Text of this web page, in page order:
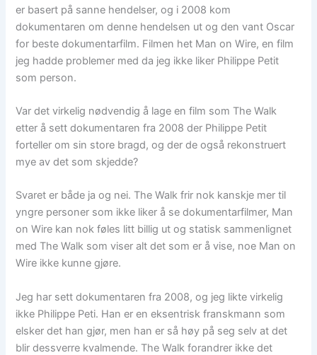
er basert på sanne hendelser, og i 2008 kom
dokumentaren om denne hendelsen ut og den vant Oscar
for beste dokumentarfilm. Filmen het Man on Wire, en film
jeg hadde problemer med da jeg ikke liker Philippe Petit
som person.
Var det virkelig nødvendig å lage en film som The Walk
etter å sett dokumentaren fra 2008 der Philippe Petit
forteller om sin store bragd, og der de også rekonstruert
mye av det som skjedde?
Svaret er både ja og nei. The Walk frir nok kanskje mer til
yngre personer som ikke liker å se dokumentarfilmer, Man
on Wire kan nok føles litt billig ut og statisk sammenlignet
med The Walk som viser alt det som er å vise, noe Man on
Wire ikke kunne gjøre.
Jeg har sett dokumentaren fra 2008, og jeg likte virkelig
ikke Philippe Peti. Han er en eksentrisk franskmann som
elsker det han gjør, men han er så høy på seg selv at det
blir dessverre kvalmende. The Walk forandrer ikke det